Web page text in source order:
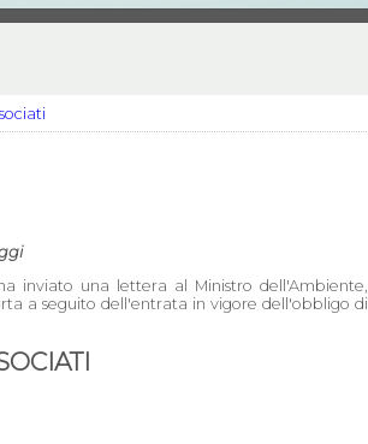
inviato una lettera al Ministro dell'Ambiente,
a seguito dell'entrata in vigore dell'obbligo di